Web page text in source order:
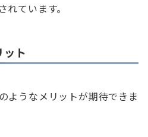
れています。
ト
ようなメリットが期待できま